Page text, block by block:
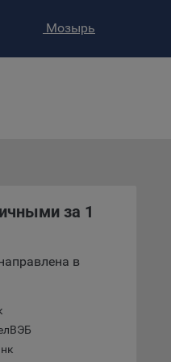
Мозырь
за 1
в